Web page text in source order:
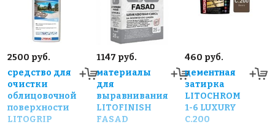
2500 руб.
средство для
очистки
облицовочной
поверхности
LITOGRIP
1147 руб.
материалы
для
выравнивания
LITOFINISH
FASAD
460 руб.
цементная
затирка
LITOCHROM
1-6 LUXURY
C.200